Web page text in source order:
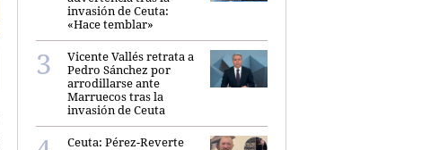
invasión de Ceuta:
«Hace temblar»
Vicente Vallés retrata a
Pedro Sánchez por
arrodillarse ante
Marruecos tras la
invasión de Ceuta
Ceuta: Pérez-Reverte